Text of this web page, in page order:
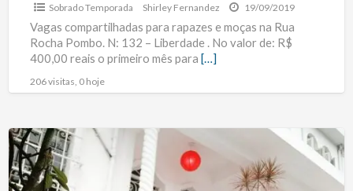
Sobrado Temporada Shirley Fernandez 19/09/2019
Vagas compartilhadas para rapazes e moças na Rua
Rocha Pombo. N: 132 – Liberdade . No valor de: R$
400,00 reais o primeiro mês para […]
206 visitas, 0 hoje
Hospedaria
para
estudantes